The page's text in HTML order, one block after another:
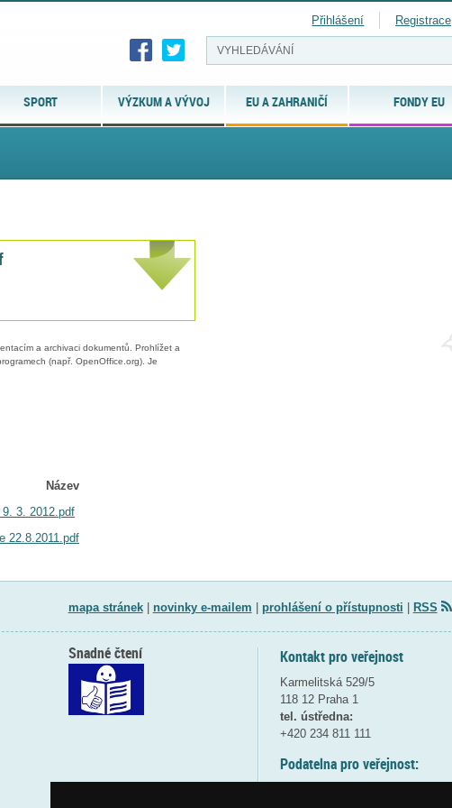
SPORT VÝZKUM A VÝVOJ EU A ZAHRANIČÍ FONDY EU
Přihlášení Registrace
a archivaci dokumentů. Prohlížet a
(např. OpenOffice.org). Je
Název
3. 2012.pdf
22.8.2011.pdf
mapa stránek| novinky e-mailem prohlášení o přístupnosti RSS
Kontakt pro veřejnost
Karmelitská 529/5
118 12 Praha 1
tel. ústředna:
+420 234 811 111
Podatelna pro veřejnost:
Snadné čtení